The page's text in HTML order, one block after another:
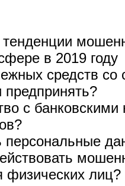
тенденции
в 2019 году
средств со
предпринять?
с банковскими
персональные
физических лиц?